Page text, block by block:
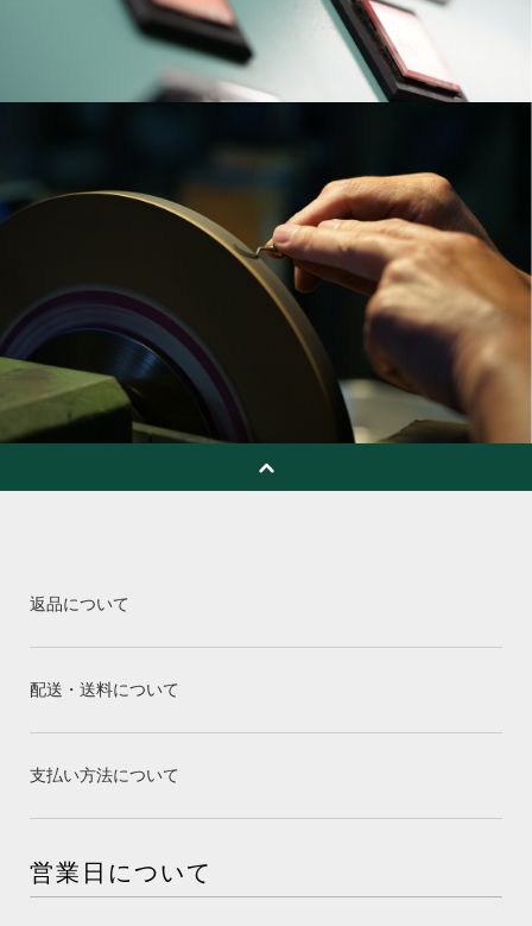
返品について
配送・送料について
支払い方法について
営業日について